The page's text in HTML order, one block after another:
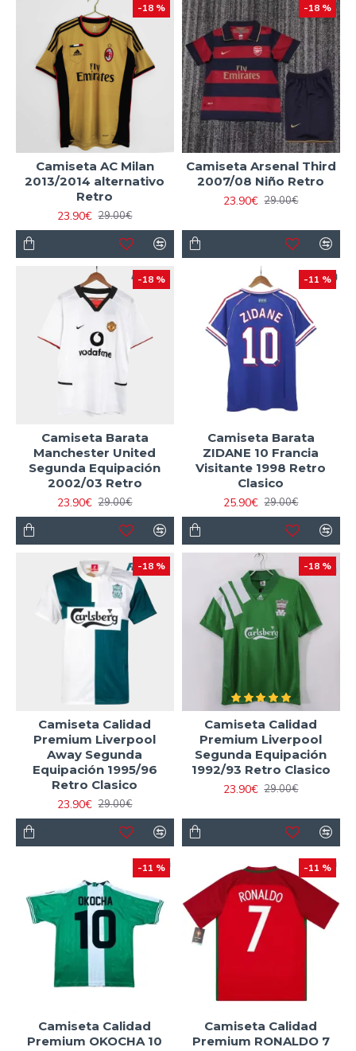
-18 %
Camiseta AC Milan
2013/2014 alternativo
Retro
23.90€ 29.00€
-18 %
Camiseta Arsenal Third
2007/08 Niño Retro
23.90€ 29.00€
-18 %
Camiseta Barata
Manchester United
Segunda Equipación
2002/03 Retro
23.90€ 29.00€
-11 %
Camiseta Barata
ZIDANE 10 Francia
Visitante 1998 Retro
Clasico
25.90€ 29.00€
-18 %
Camiseta Calidad
Premium Liverpool
Away Segunda
Equipación 1995/96
Retro Clasico
23.90€ 29.00€
-18 %
Camiseta Calidad
Premium Liverpool
Segunda Equipación
1992/93 Retro Clasico
23.90€ 29.00€
-11 %
Camiseta Calidad
Premium OKOCHA 10
-11 %
Camiseta Calidad
Premium RONALDO 7